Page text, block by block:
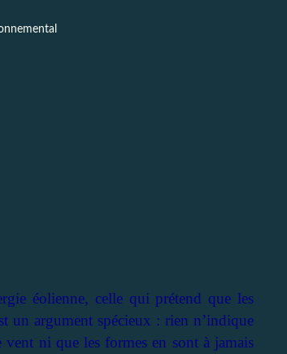
éolienne, celle qui prétend que les
un argument spécieux : rien n’indique
vent ni que les formes en sont à jamais